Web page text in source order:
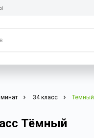
34 класс Темный
Тёмный